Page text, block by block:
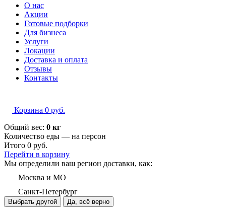
О нас
Акции
Готовые подборки
Для бизнеса
Услуги
Локации
Доставка и оплата
Отзывы
Контакты
Корзина 0 руб.
Общий вес: 0 кг
Количество еды — на персон
Итого 0 руб.
Перейти в корзину
Мы определили ваш регион доставки, как:
Москва и МО
Санкт-Петербург
Выбрать другой Да, всё верно